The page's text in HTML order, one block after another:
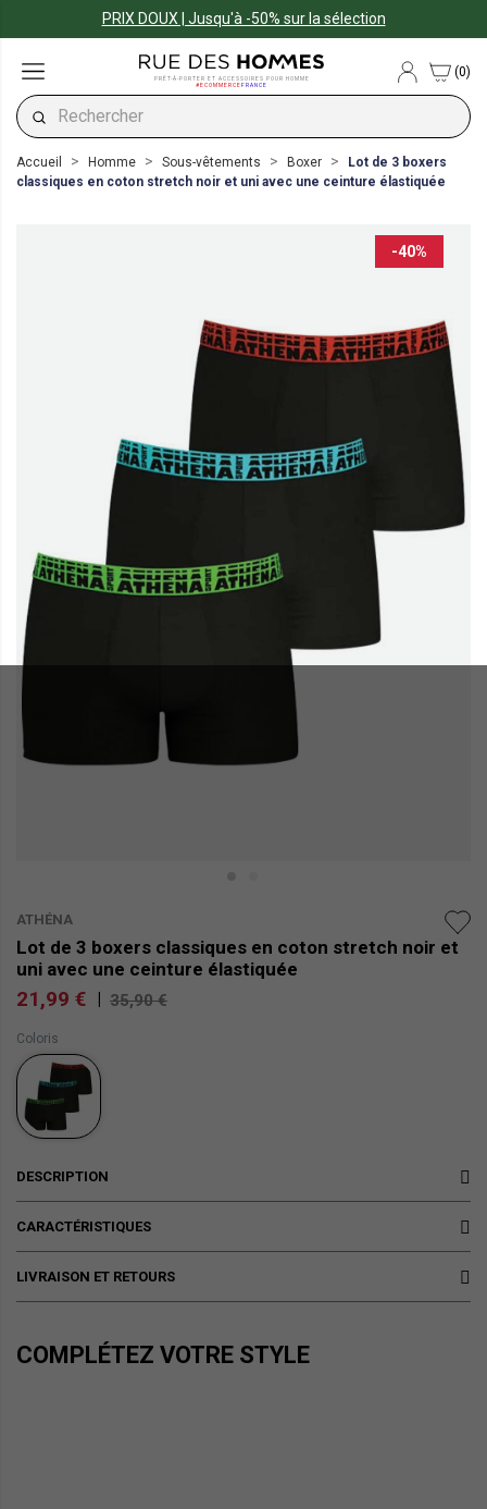
PRIX DOUX | Jusqu'à -50% sur la sélection
PRÊT-À-PORTER ET ACCESSOIRES POUR HOMME
#ECOMMERCEFRANCE
(0)
Accueil Homme Sous-vêtements Boxer
Lot de 3 boxers
classiques en coton stretch noir et uni avec une ceinture élastiquée
-40%
ATHÉNA
Lot de 3 boxers classiques en coton stretch noir et
uni avec une ceinture élastiquée
21,99 € 35,90 €
Coloris
DESCRIPTION
CARACTÉRISTIQUES
LIVRAISON ET RETOURS
COMPLÉTEZ VOTRE STYLE